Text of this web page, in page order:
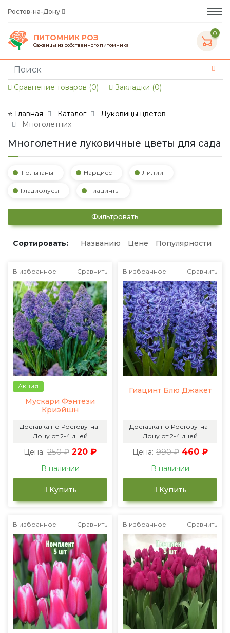
Ростов-на-Дону
ПИТОМНИК РОЗ
Саженцы из собственного питомника
0
Сравнение товаров (0) Закладки (0)
⭐ Главная Каталог
Луковицы цветов
Многолетних
Многолетние луковичные цветы для сада
Тюльпаны Нарцисс Лилии
Гладиолусы Гиацинты
Фильтровать
Сортировать: Названию Цене Популярности
В избранное Сравнить
Акция
Мускари Фэнтези
Криэйшн
Доставка по Ростову-на-
Дону от 2-4 дней
Цена: 250 ₽ 220 ₽
В наличии
Купить
В избранное Сравнить
Гиацинт Блю Джакет
Доставка по Ростову-на-
Дону от 2-4 дней
Цена: 990 ₽ 460 ₽
В наличии
Купить
В избранное Сравнить В избранное Сравнить